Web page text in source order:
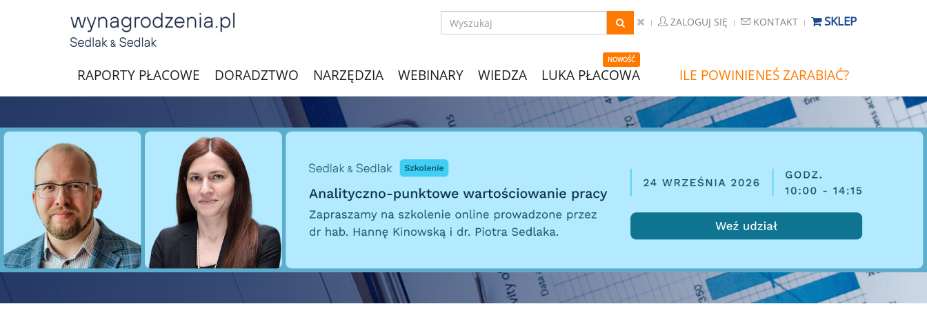
ZALOGUJ SIĘ KONTAKT SKLEP
RAPORTY PŁACOWE DORADZTWO NARZĘDZIA WEBINARY WIEDZA
NOWOŚĆ
LUKA PŁACOWA ILE POWINIENEŚ ZARABIAĆ?